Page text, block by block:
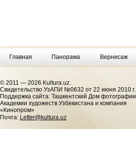
Главная Панорама Вернисаж
© 2011 — 2026 Kultura.uz.
Cвидетельство УзАПИ №0632 от 22 июня 2010 г.
Поддержка сайта: Ташкентский Дом фотографии
Академии художеств Узбекистана и компания
«Кинопром»
Почта: Letter@kultura.uz